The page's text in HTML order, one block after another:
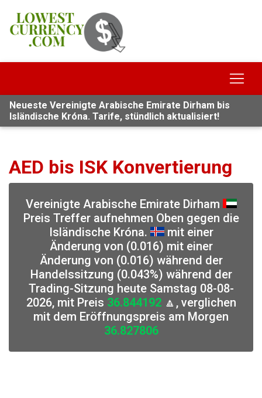
Neueste Vereinigte Arabische Emirate Dirham bis
Isländische Króna. Tarife, stündlich aktualisiert!
AED bis ISK Konvertierung
Vereinigte Arabische Emirate Dirham
Preis Treffer aufnehmen Oben gegen die
Isländische Króna.
mit einer
Änderung von (0.016) mit einer
Änderung von (0.016) während der
Handelssitzung (0.043%) während der
Trading-Sitzung heute Samstag 08-08-
2026, mit Preis 36.844192🔼, verglichen
mit dem Eröffnungspreis am Morgen
36.827806